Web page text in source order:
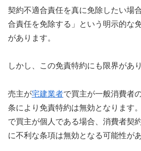
契約不適合責任を真に免除したい場
合責任を免除する」という明示的な
があります。
しかし、この免責特約にも限界があり
売主が宅建業者で買主が一般消費者
条により免責特約は無効となります
で買主が個人である場合、消費者契
に不利な条項は無効となる可能性が